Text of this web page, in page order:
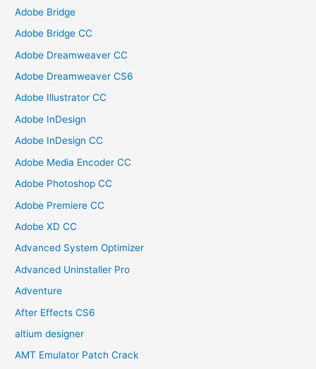
Adobe Bridge
Adobe Bridge CC
Adobe Dreamweaver CC
Adobe Dreamweaver CS6
Adobe Illustrator CC
Adobe InDesign
Adobe InDesign CC
Adobe Media Encoder CC
Adobe Photoshop CC
Adobe Premiere CC
Adobe XD CC
Advanced System Optimizer
Advanced Uninstaller Pro
Adventure
After Effects CS6
altium designer
AMT Emulator Patch Crack